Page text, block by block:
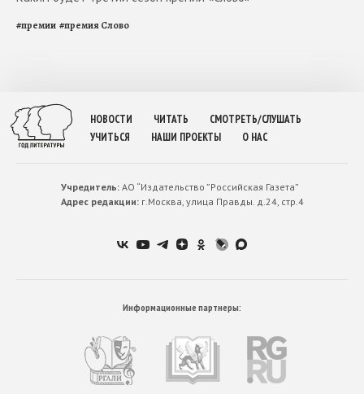
#премии #премия Слово
НОВОСТИ ЧИТАТЬ
СМОТРЕТЬ/СЛУШАТЬ
УЧИТЬСЯ
НАШИ ПРОЕКТЫ О НАС
Учредитель:АО “Издательство ”Российская Газета”
Адрес редакции:г.Москва, улица Правды. д.24, стр.4
Информационные партнеры: